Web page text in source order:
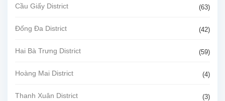
Cầu Giấy District (63)
Đống Đa District (42)
Hai Bà Trưng District (59)
Hoàng Mai District (4)
Thanh Xuân District (3)